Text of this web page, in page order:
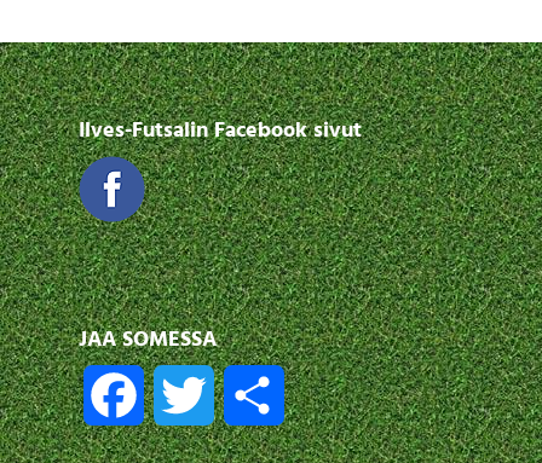
Ilves-Futsalin Facebook sivut
JAA SOMESSA
F
a
T
w
S
h